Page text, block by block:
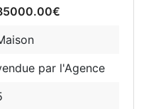
par l'Agence